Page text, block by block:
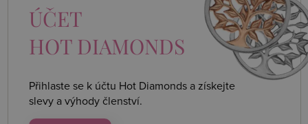
ÚČET
HOT DIAMONDS
Přihlaste se k účtu Hot Diamonds a získejte
slevy a výhody členství.